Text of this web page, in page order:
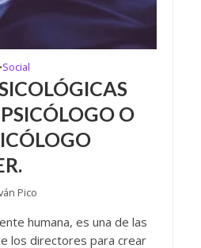
•Social
O
Pico
humana, es una de las
los directores para crear